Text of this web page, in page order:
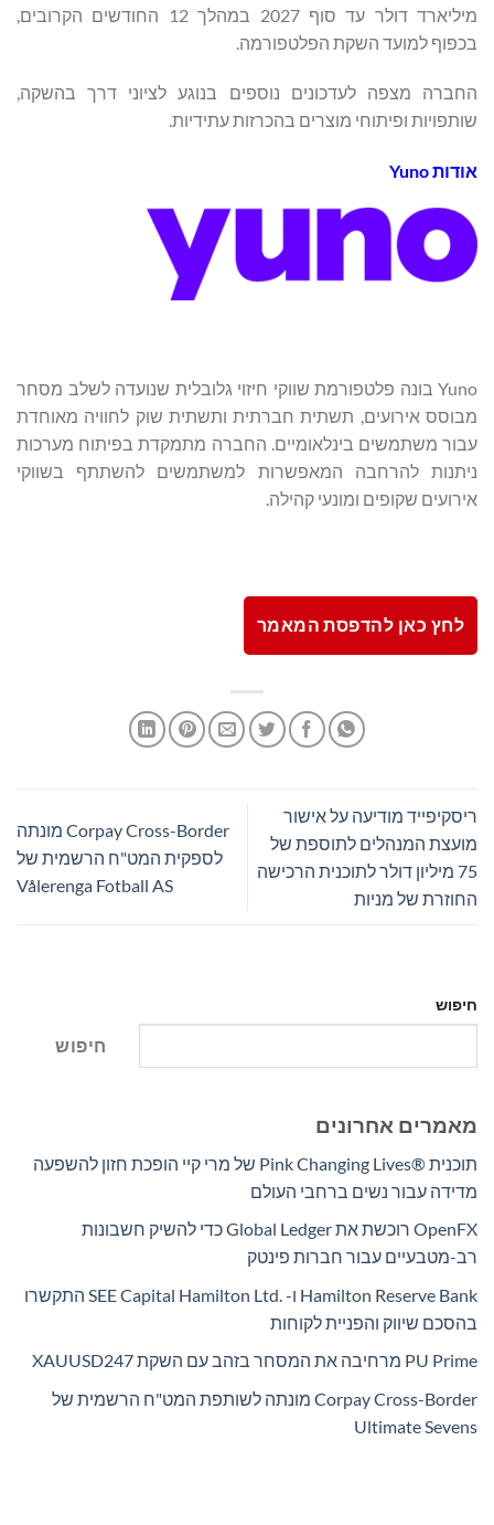
מיליארד דולר עד סוף 2027 במהלך 12 החודשים הקרובים,
בכפוף למועד השקת הפלטפורמה.
החברה מצפה לעדכונים נוספים בנוגע לציוני דרך בהשקה,
שותפויות ופיתוחי מוצרים בהכרזות עתידיות.
אודות Yuno
Yuno בונה פלטפורמת שווקי חיזוי גלובלית שנועדה לשלב מסחר
מבוסס אירועים, תשתית חברתית ותשתית שוק לחוויה מאוחדת
עבור משתמשים בינלאומיים. החברה מתמקדת בפיתוח מערכות
ניתנות להרחבה המאפשרות למשתמשים להשתתף בשווקי
אירועים שקופים ומונעי קהילה.
לחץ כאן להדפסת המאמר
ריסקיפייד מודיעה על אישור
מועצת המנהלים לתוספת של
75 מיליון דולר לתוכנית הרכישה
החוזרת של מניות
Corpay Cross-Border מונתה
לספקית המט"ח הרשמית של
Vålerenga Fotball AS
חיפוש
חיפוש
מאמרים אחרונים
תוכנית Pink Changing Lives®‎ של מרי קיי הופכת חזון להשפעה
מדידה עבור נשים ברחבי העולם
OpenFX רוכשת את Global Ledger כדי להשיק חשבונות
רב-מטבעיים עבור חברות פינטק
Hamilton Reserve Bank ו- SEE Capital Hamilton Ltd.‎ התקשרו
בהסכם שיווק והפניית לקוחות
PU Prime מרחיבה את המסחר בזהב עם השקת XAUUSD247
Corpay Cross-Border מונתה לשותפת המט"ח הרשמית של
Ultimate Sevens